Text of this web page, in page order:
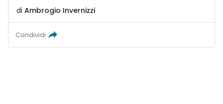
di Ambrogio Invernizzi
Condividi